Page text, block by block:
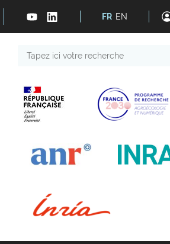
FR EN
recherche